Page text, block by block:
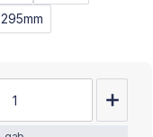
295mm